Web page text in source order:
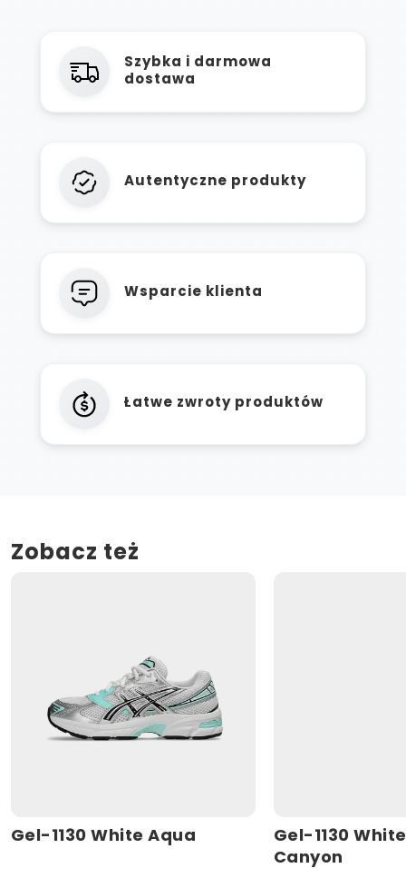
Szybka i darmowa
dostawa
Autentyczne produkty
Wsparcie klienta
Łatwe zwroty produktów
Zobacz też
Gel-1130 White Aqua
Gel-1130
Canyon